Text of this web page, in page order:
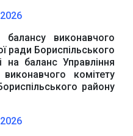
виконавчого
ради Бориспільського
на баланс Управління
комітету
району